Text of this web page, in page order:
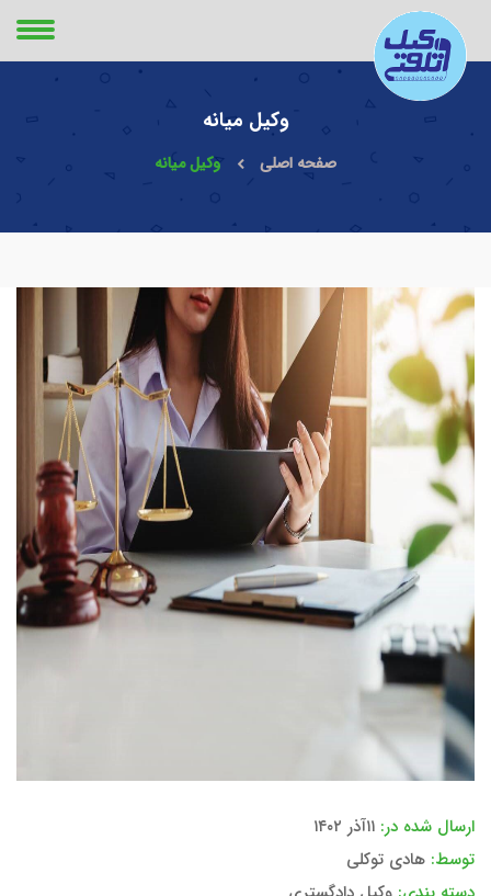
وکیل میانه
صفحه اصلی وکیل میانه
ارسال شده در: ۱۱آذر ۱۴۰۲
توسط: هادی توکلی